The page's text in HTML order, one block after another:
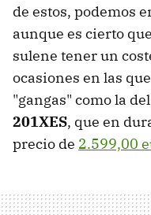
de estos, podemos
aunque es cierto
sulene tener un
ocasiones en las
"gangas" como la del
201XES, que en
precio de 2.599,00